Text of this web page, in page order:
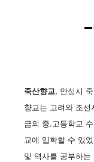
죽산향교, 안성시
향교는 고려와 조
금의 중.고등학교
교에 입학할 수 있
및 역사를 공부하